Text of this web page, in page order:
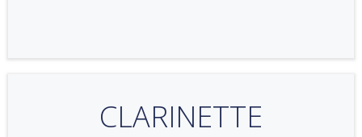
CLARINETTE